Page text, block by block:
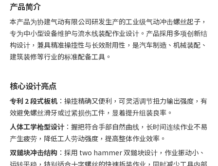
产品简介
本产品为协建气动有限公司研发生产的工业级气动冲击螺丝起子，
专为中小型设备维护与流水线装配作业设计。产品採用多项创新结
构设计，兼具精准操控性与长效耐用性，是汽车制造、机械装配、
建筑装修等行业的标准配备工具。
核心设计亮点
专利 2 段式板机 ：操控精确又便利，可灵活调节扭力输出强度，有
效避免螺丝滑牙或过紧损伤工件，显着提升组装良率。
人体工学枪型设计 ：握把符合手部自然曲线，长时间连续作业不易
产生疲劳，降低工人劳动强度，提高整体作业效率。
双鎚块冲击结构 ：採用 two hammer 双鎚块设计，作业振动小、
运转平稳，特别适合十字螺丝的快速拆装作业，同时减少工具内部